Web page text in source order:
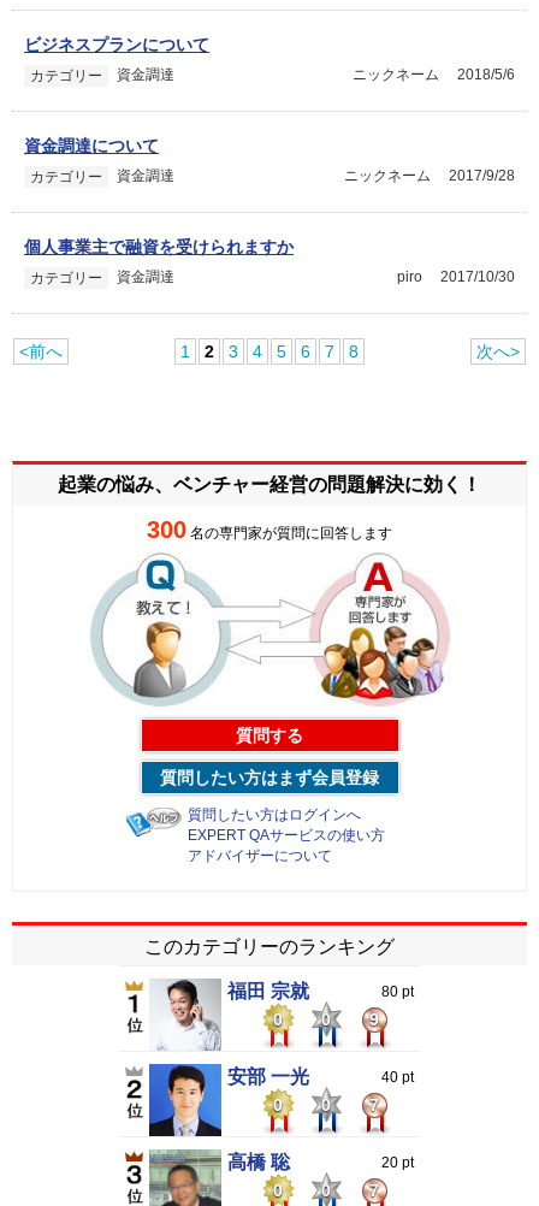
ビジネスプランについて
カテゴリー 資金調達 2018/5/6
ニックネーム
資金調達について
カテゴリー 資金調達 2017/9/28
ニックネーム
個人事業主で融資を受けられますか
カテゴリー 資金調達 2017/10/30
piro
<前へ 1 2 3 4 5 6 7 8 次へ>
起業の悩み、ベンチャー経営の問題解決に効く！
300 名の専門家が質問に回答します
質問する
質問したい方はまず会員登録
質問したい方はログインへ
EXPERT QAサービスの使い方
アドバイザーについて
このカテゴリーのランキング
福田 宗就 80 pt
0 0 9
安部 一光 40 pt
0 0 7
高橋 聡 20 pt
0 0 7